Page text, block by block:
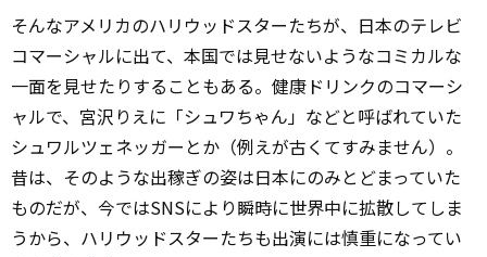
そんなアメリカのハリウッドスターたちが、日本のテレビ
コマーシャルに出て、本国では見せないようなコミカルな
一面を見せたりすることもある。健康ドリンクのコマーシ
ャルで、宮沢りえに「シュワちゃん」などと呼ばれていた
シュワルツェネッガーとか（例えが古くてすみません）。
昔は、そのような出稼ぎの姿は日本にのみとどまっていた
ものだが、今ではSNSにより瞬時に世界中に拡散してしま
うから、ハリウッドスターたちも出演には慎重になってい